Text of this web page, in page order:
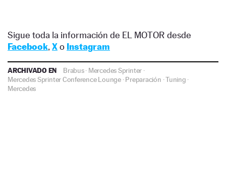
Sigue toda la información de EL MOTOR desde
Facebook, Xo Instagram
ARCHIVADO EN Brabus· Mercedes Sprinter ·
Mercedes Sprinter Conference Lounge·Preparación ·Tuning ·
Mercedes